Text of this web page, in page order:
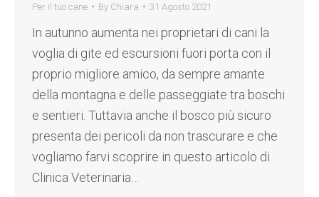
Per il tuo cane By Chiara 31 Agosto 2021
In autunno aumenta nei proprietari di cani la
voglia di gite ed escursioni fuori porta con il
proprio migliore amico, da sempre amante
della montagna e delle passeggiate tra boschi
e sentieri. Tuttavia anche il bosco più sicuro
presenta dei pericoli da non trascurare e che
vogliamo farvi scoprire in questo articolo di
Clinica Veterinaria…